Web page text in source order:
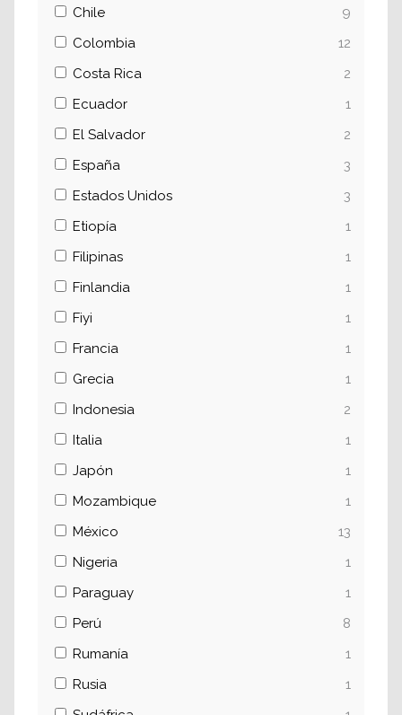
Chile
9
Colombia
12
Costa Rica
2
Ecuador
1
El Salvador
2
España
3
Estados Unidos
3
Etiopía
1
Filipinas
1
Finlandia
1
Fiyi
1
Francia
1
Grecia
1
Indonesia
2
Italia
1
Japón
1
Mozambique
1
México
13
Nigeria
1
Paraguay
1
Perú
8
Rumanía
1
Rusia
1